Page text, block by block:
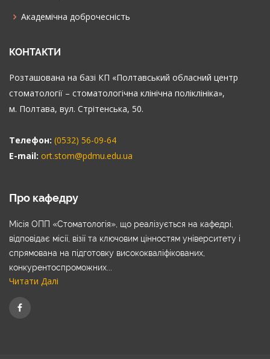
Академічна доброчесність
КОНТАКТИ
Розташована на базі КП «Полтавський обласний центр
стоматології – стоматологічна клінічна поліклініка»,
м. Полтава, вул. Стрітенська, 50.
Телефон: (0532) 56-09-64
E-mail: ort.stom@pdmu.edu.ua
Про кафедру
Місія ОПП «Стоматологія», що реалізується на кафедрі,
відповідає місії, візії та ключовим цінностям університету і
спрямована на підготовку висококваліфікованих,
конкурентоспроможних...
Читати Далі